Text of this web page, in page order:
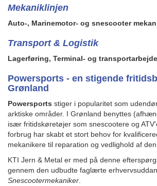
Mekaniklinjen
Auto-, Marinemotor- og snescooter
Transport & Logistik
Lagerføring, Terminal- og transportarbejde
Powersports - en stigende
Grønland
Powersports stiger i popularitet som
arktiske områder. I Grønland benyttes
især fritidskøretøjer som snescootere og
forbrug har skabt et stort behov for
mekanikere til reparation og vedlighold af
KTI Jern & Metal er med på denne
gennem den udbudte faglærte
Snescootermekaniker